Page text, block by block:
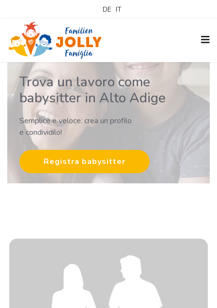
DE IT
Trova un lavoro come
babysitter in Alto Adige
Semplice e veloce: crea un profilo
e condividilo!
Registra babysitter